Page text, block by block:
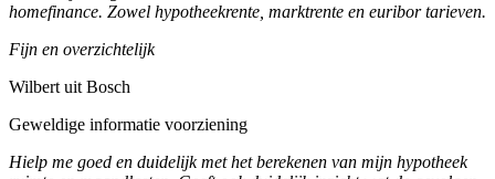
homefinance. Zowel hypotheekrente, marktrente en euribor tarieven.
Fijn en overzichtelijk
Wilbert uit Bosch
Geweldige informatie voorziening
Hielp me goed en duidelijk met het berekenen van mijn hypotheek